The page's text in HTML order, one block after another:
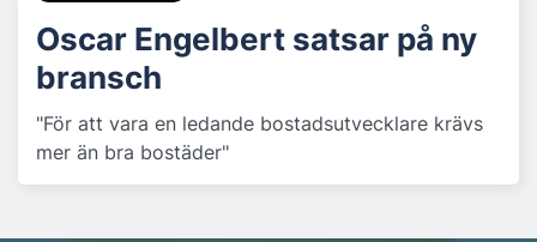
Oscar Engelbert satsar på ny
bransch
"För att vara en ledande bostadsutvecklare krävs
mer än bra bostäder"